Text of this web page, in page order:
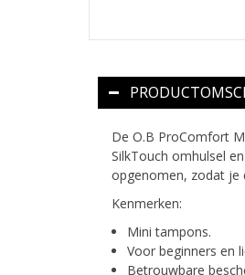
De O.B ProComfort
SilkTouch omhulsel
opgenomen, zodat
Kenmerken:
Mini tampons.
Voor beginners en
Betrouwbare